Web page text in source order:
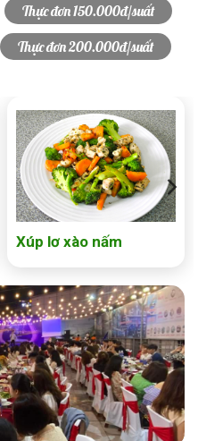
Thực đơn 150.000đ/suất
Thực đơn 200.000đ/suất
Xúp lơ xào nấm